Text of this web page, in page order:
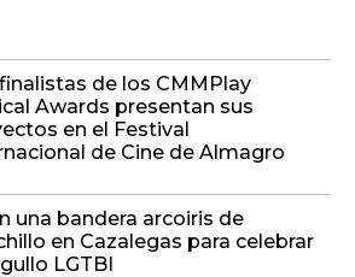
una bandera arcoiris de
en Cazalegas para celebrar
LGTBI
de Campo de Criptana
de añil sus fachadas